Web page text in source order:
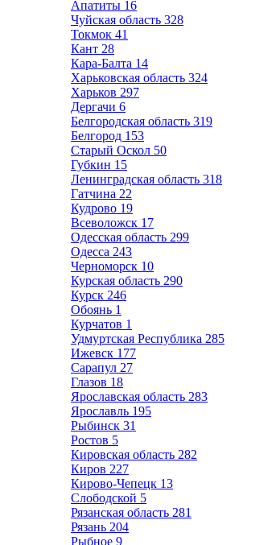
Апатиты 16
Чуйская область 328
Токмок 41
Кант 28
Кара-Балта 14
Харьковская область 324
Харьков 297
Дергачи 6
Белгородская область 319
Белгород 153
Старый Оскол 50
Губкин 15
Ленинградская область 318
Гатчина 22
Кудрово 19
Всеволожск 17
Одесская область 299
Одесса 243
Черноморск 10
Курская область 290
Курск 246
Обоянь 1
Курчатов 1
Удмуртская Республика 285
Ижевск 177
Сарапул 27
Глазов 18
Ярославская область 283
Ярославль 195
Рыбинск 31
Ростов 5
Кировская область 282
Киров 227
Кирово-Чепецк 13
Слободской 5
Рязанская область 281
Рязань 204
Рыбное 9